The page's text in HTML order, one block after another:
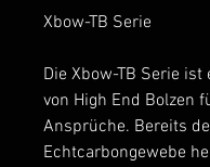
Xbow-TB Serie
Die Xbow-TB Serie ist
von High End Bolzen
Ansprüche. Bereits
Echtcarbongewebe